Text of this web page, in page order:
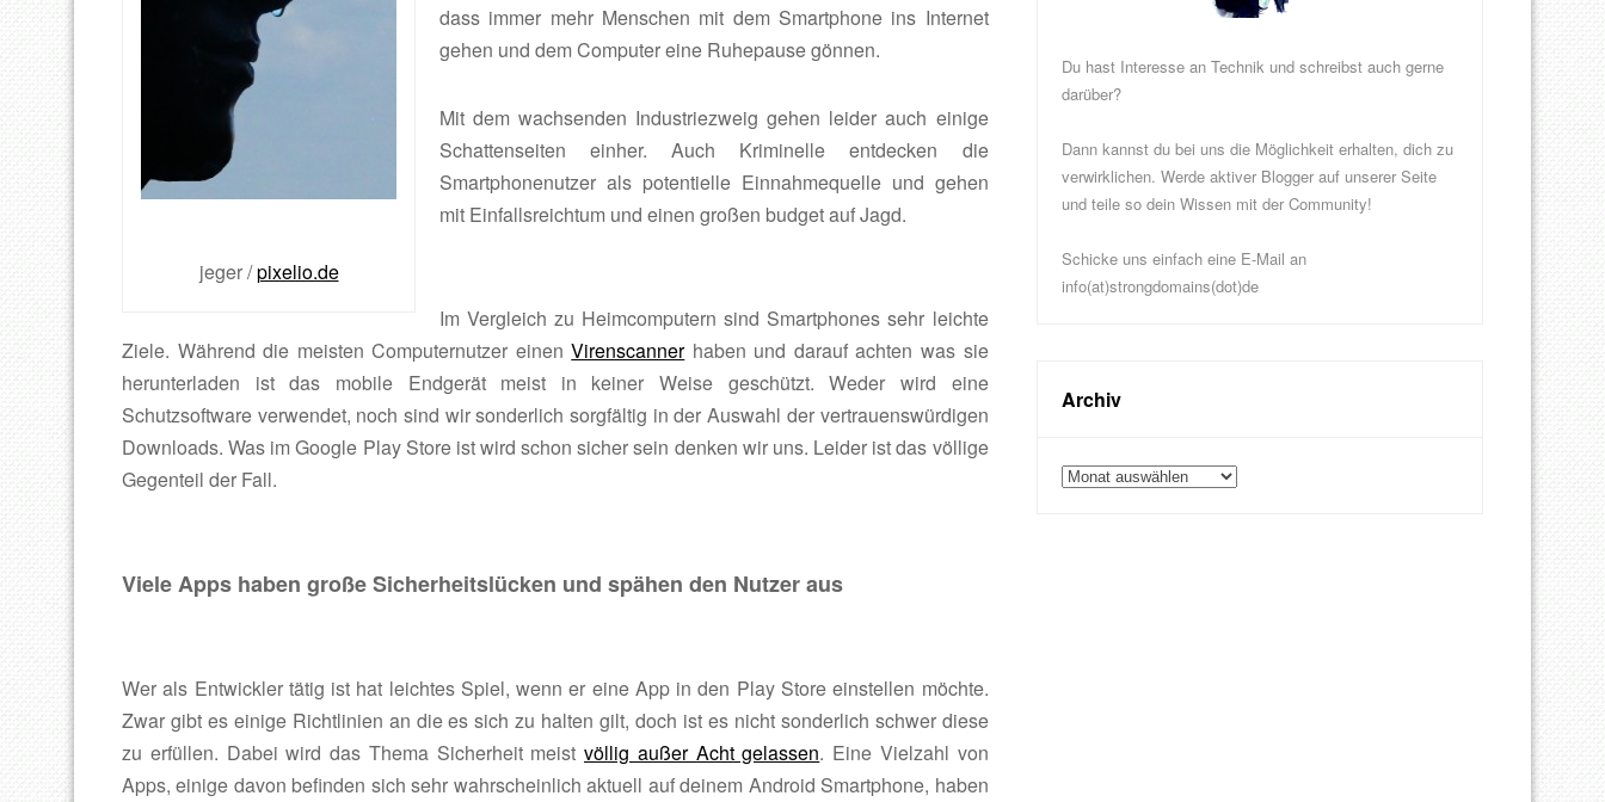
jeger /pixelio.de
dass immer mehr Menschen mit dem Smartphone ins Internet
gehen und dem Computer eine Ruhepause gönnen.
Mit dem wachsenden Industriezweig gehen leider auch einige
Schattenseiten einher. Auch Kriminelle entdecken die
Smartphonenutzer als potentielle Einnahmequelle und gehen
mit Einfallsreichtum und einen großen budget auf Jagd.
Im Vergleich zu Heimcomputern sind Smartphones sehr leichte
Ziele. Während die meisten Computernutzer einenVirenscannerhaben und darauf achten was sie
herunterladen ist das mobile Endgerät meist in keiner Weise geschützt. Weder wird eine
Schutzsoftware verwendet, noch sind wir sonderlich sorgfältig in der Auswahl der vertrauenswürdigen
Downloads. Was im Google Play Store ist wird schon sicher sein denken wir uns. Leider ist das völlige
Gegenteil der Fall.
Viele Apps haben große Sicherheitslücken und spähen den Nutzer aus
Wer als Entwickler tätig ist hat leichtes Spiel, wenn er eine App in den Play Store einstellen möchte.
Zwar gibt es einige Richtlinien an die es sich zu halten gilt, doch ist es nicht sonderlich schwer diese
zu erfüllen. Dabei wird das Thema Sicherheit meistvöllig außer Acht gelassen. Eine Vielzahl von
Apps, einige davon befinden sich sehr wahrscheinlich aktuell auf deinem Android Smartphone, haben
Du hast Interesse an Technik und schreibst auch gerne
darüber?
Dann kannst du bei uns die Möglichkeit erhalten, dich zu
verwirklichen. Werde aktiver Blogger auf unserer Seite
und teile so dein Wissen mit der Community!
Schicke uns einfach eine E-Mail an
info(at)strongdomains(dot)de
Archiv
Archiv